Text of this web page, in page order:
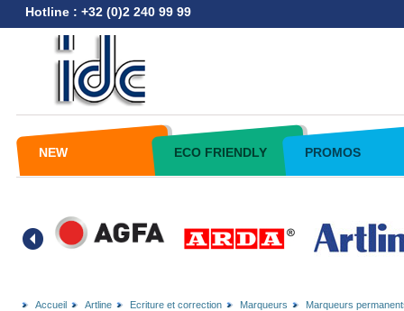
Hotline : +32 (0)2 240 99 99
NEW ECO FRIENDLY PROMOS
Accueil Artline Ecriture et correction Marqueurs Marqueurs